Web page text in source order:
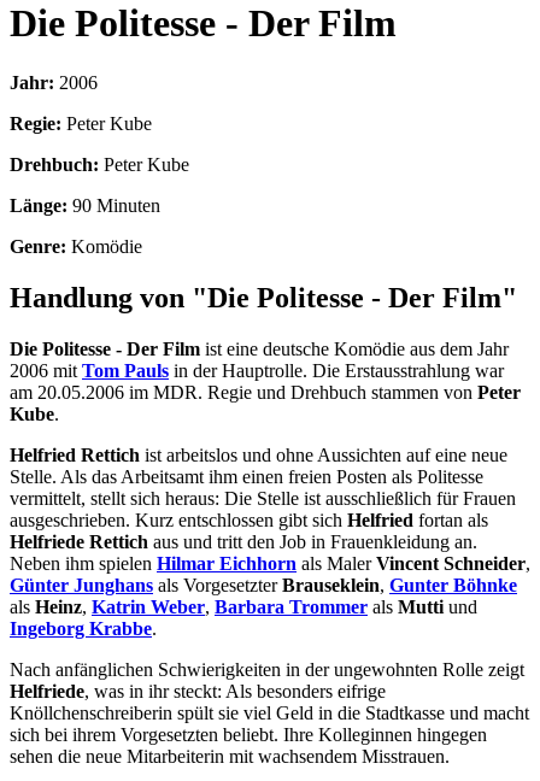
Die Politesse - Der Film
Jahr: 2006
Regie: Peter Kube
Drehbuch: Peter Kube
Länge: 90 Minuten
Genre: Komödie
Handlung von "Die Politesse - Der Film"
Die Politesse - Der Film ist eine deutsche Komödie aus dem Jahr
2006 mit Tom Pauls in der Hauptrolle. Die Erstausstrahlung war
am 20.05.2006 im MDR. Regie und Drehbuch stammen von Peter
Kube.
Helfried Rettich ist arbeitslos und ohne Aussichten auf eine neue
Stelle. Als das Arbeitsamt ihm einen freien Posten als Politesse
vermittelt, stellt sich heraus: Die Stelle ist ausschließlich für Frauen
ausgeschrieben. Kurz entschlossen gibt sich Helfried fortan als
Helfriede Rettich aus und tritt den Job in Frauenkleidung an.
Neben ihm spielen Hilmar Eichhorn als MalerVincent Schneider,
Günter Junghans als VorgesetzterBrauseklein, Gunter Böhnke
als Heinz, Katrin Weber, Barbara Trommer als Mutti und
Ingeborg Krabbe.
Nach anfänglichen Schwierigkeiten in der ungewohnten Rolle zeigt
Helfriede, was in ihr steckt: Als besonders eifrige
Knöllchenschreiberin spült sie viel Geld in die Stadtkasse und macht
sich bei ihrem Vorgesetzten beliebt. Ihre Kolleginnen hingegen
sehen die neue Mitarbeiterin mit wachsendem Misstrauen.